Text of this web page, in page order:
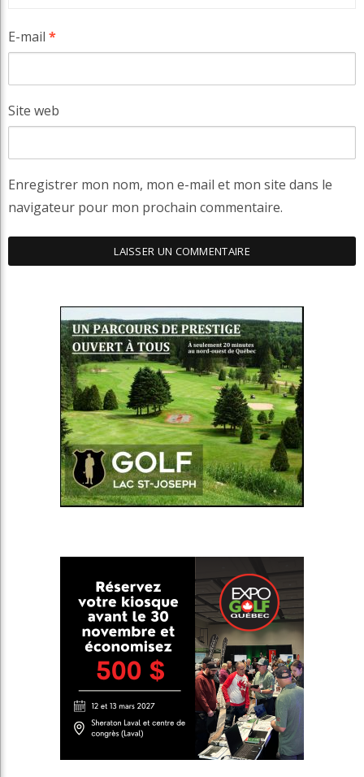
E-mail *
Site web
Enregistrer mon nom, mon e-mail et mon site dans le
navigateur pour mon prochain commentaire.